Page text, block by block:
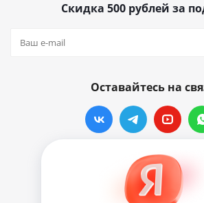
Скидка 500 рублей за
Оставайтесь на
Наши контакты
info@vinylmarkt.ru